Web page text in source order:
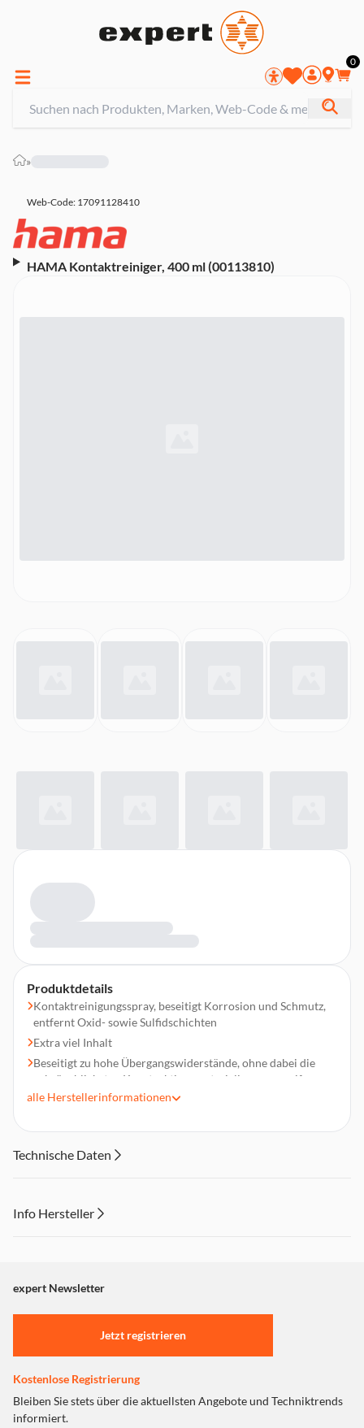
0
»
Web-Code: 17091128410
HAMA Kontaktreiniger, 400 ml (00113810)
Produktdetails
Kontaktreinigungsspray, beseitigt Korrosion und Schmutz,
entfernt Oxid- sowie Sulfidschichten
Extra viel Inhalt
Beseitigt zu hohe Übergangswiderstände, ohne dabei die
gebräuchlichsten Konstruktionsmaterialien anzugreifen
Durch den feinen Sprühstrahl können auch schwer
Lieferumfang:. 1 Kontaktreiniger
alle Herstellerinformationen
Technische Daten
Info Hersteller
"Marketing".
Einstellungen anpassen
expert Newsletter
Jetzt registrieren
Kostenlose Registrierung
Bleiben Sie stets über die aktuellsten Angebote und Techniktrends
informiert.